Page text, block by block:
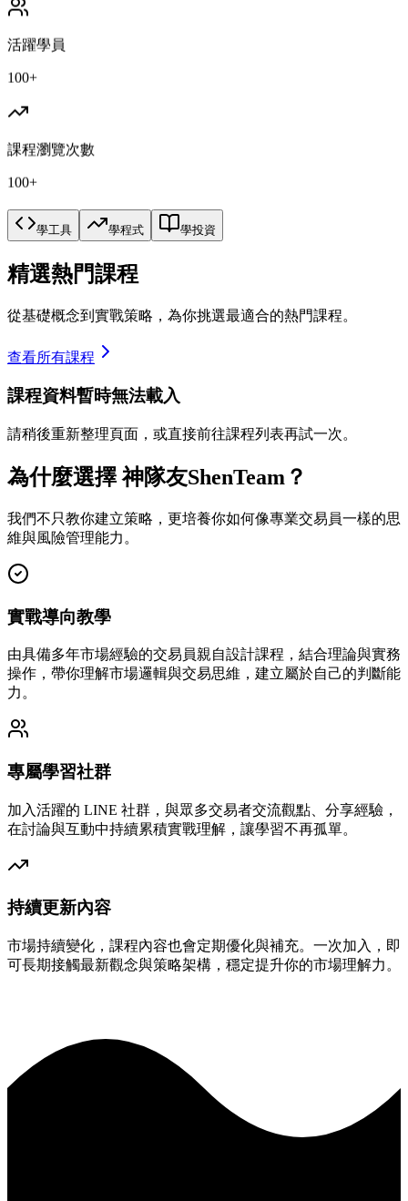
活躍學員
100+
課程瀏覽次數
100+
學工具 學程式 學投資
精選熱門課程
從基礎概念到實戰策略，為你挑選最適合的熱門課程。
查看所有課程
課程資料暫時無法載入
請稍後重新整理頁面，或直接前往課程列表再試一次。
為什麼選擇 神隊友ShenTeam？
我們不只教你建立策略，更培養你如何像專業交易員一樣的思
維與風險管理能力。
實戰導向教學
由具備多年市場經驗的交易員親自設計課程，結合理論與實務
操作，帶你理解市場邏輯與交易思維，建立屬於自己的判斷能
力。
專屬學習社群
加入活躍的 LINE 社群，與眾多交易者交流觀點、分享經驗，
在討論與互動中持續累積實戰理解，讓學習不再孤單。
持續更新內容
市場持續變化，課程內容也會定期優化與補充。一次加入，即
可長期接觸最新觀念與策略架構，穩定提升你的市場理解力。